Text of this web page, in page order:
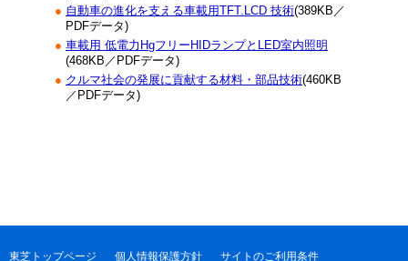
● 自動車の進化を支える車載用TFT.LCD 技術(389KB／
PDFデータ)
● 車載用 低電力HgフリーHIDランプとLED室内照明
(468KB／PDFデータ)
● クルマ社会の発展に貢献する材料・部品技術(460KB
／PDFデータ)
東芝トップページ 個人情報保護方針 サイトのご利用条件